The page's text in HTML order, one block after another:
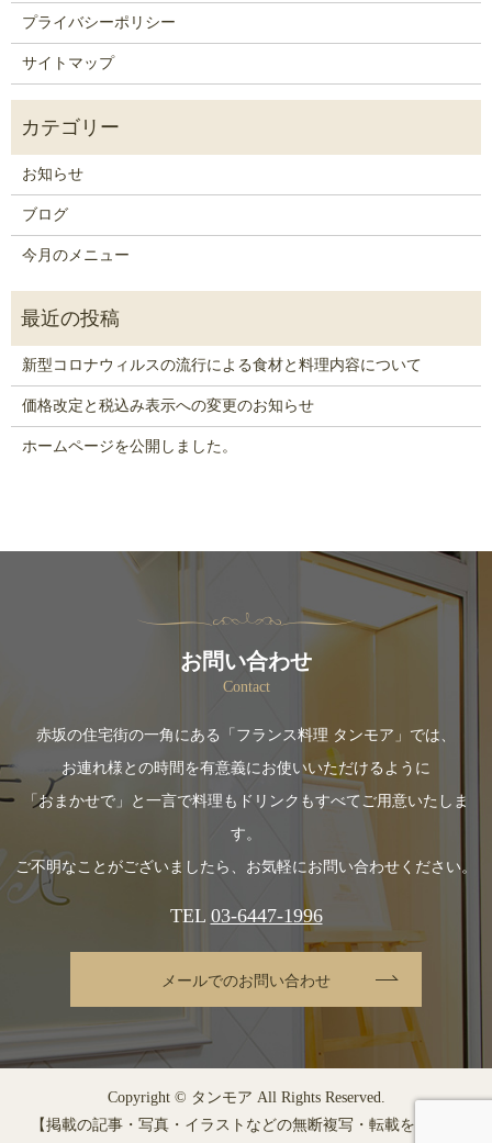
プライバシーポリシー
サイトマップ
お知らせ
ブログ
今月のメニュー
新型コロナウィルスの流行による食材と料理内容について
価格改定と税込み表示への変更のお知らせ
ホームページを公開しました。
お問い合わせ
Contact
赤坂の住宅街の一角にある「フランス料理 タンモア」では、
お連れ様との時間を有意義にお使いいただけるように
「おまかせで」と一言で料理もドリンクもすべてご用意いたしま
す。
ご不明なことがございましたら、お気軽にお問い合わせください。
TEL 03-6447-1996
メールでのお問い合わせ
Copyright © タンモア All Rights Reserved.
【掲載の記事・写真・イラストなどの無断複写・転載を禁じま